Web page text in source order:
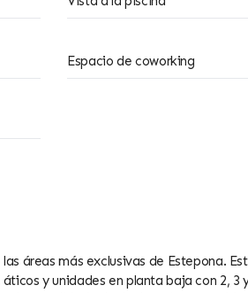
Espacio de coworking
áreas más exclusivas de Estepona.
y unidades en planta baja con 2, 3